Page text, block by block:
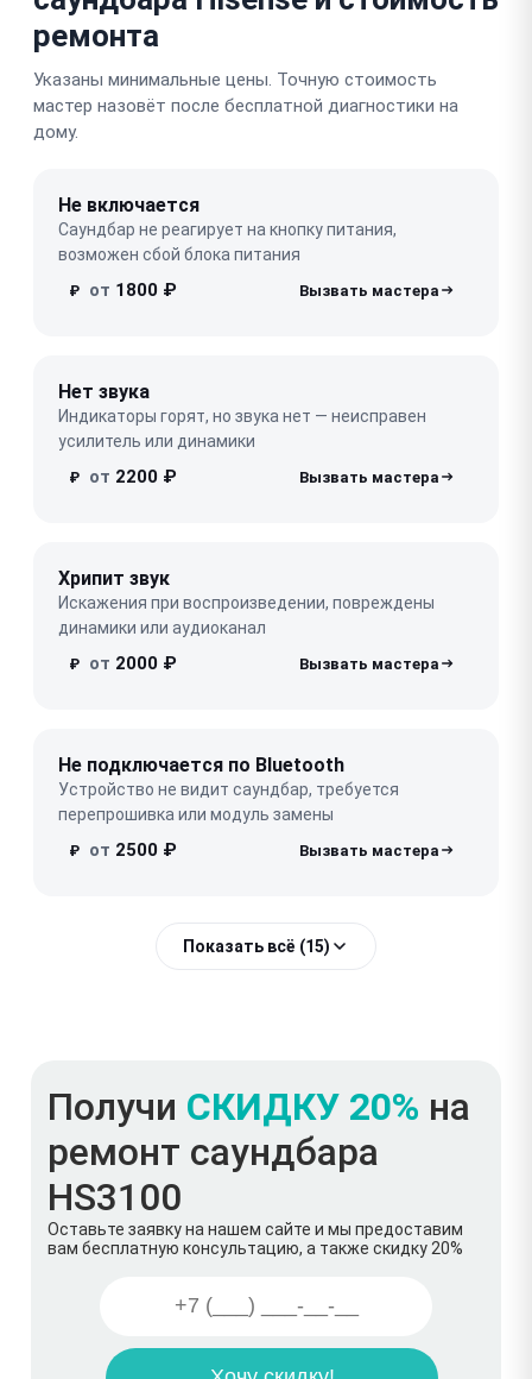
ремонта
Указаны минимальные цены. Точную стоимость
мастер назовёт после бесплатной диагностики на
дому.
Не включается
Саундбар не реагирует на кнопку питания,
возможен сбой блока питания
₽ от 1800 ₽
Нет звука
Индикаторы горят, но звука нет — неисправен
усилитель или динамики
₽ от 2200 ₽
Хрипит звук
Искажения при воспроизведении, повреждены
динамики или аудиоканал
₽ от 2000 ₽
Не подключается по Bluetooth
Устройство не видит саундбар, требуется
перепрошивка или модуль замены
₽ от 2500 ₽
Показать всё (15)
Получи СКИДКУ 20% на
ремонт саундбара
HS3100
Оставьте заявку на нашем сайте и мы предоставим
вам бесплатную консультацию, а также скидку 20%